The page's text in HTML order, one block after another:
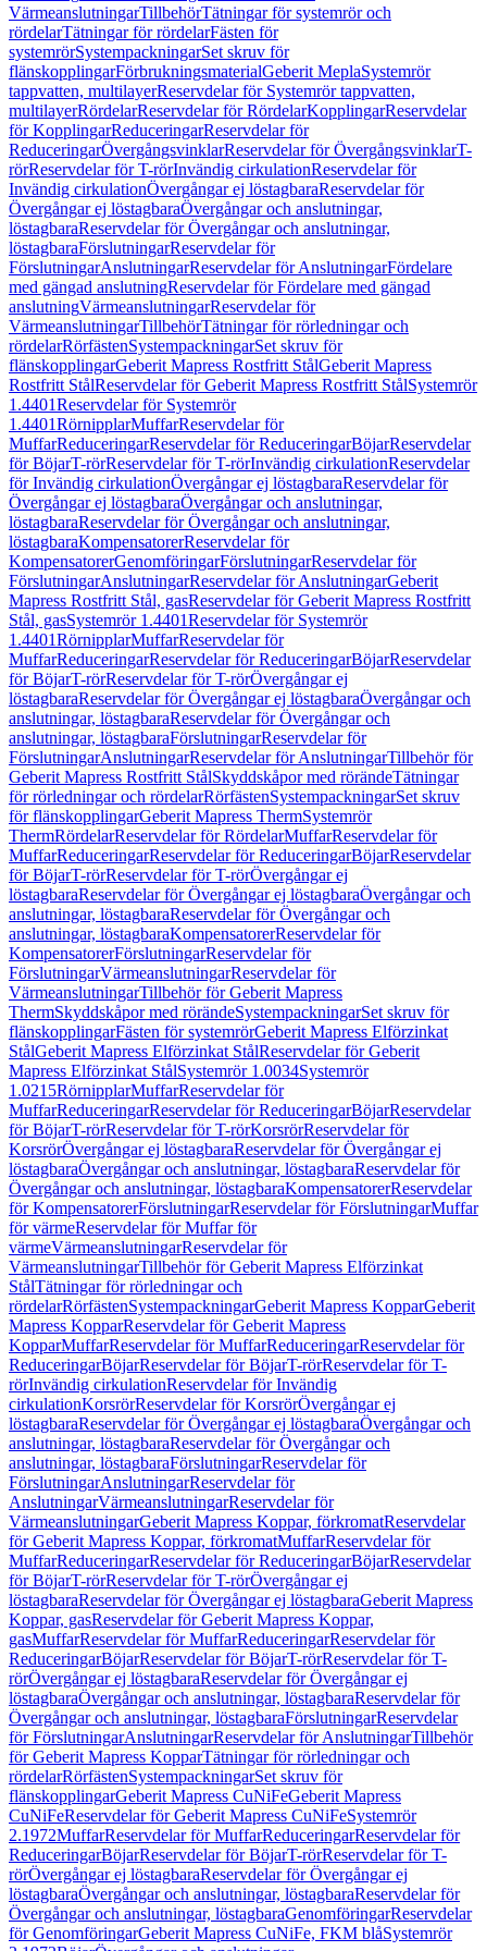
VärmeanslutningarTillbehörTätningar för systemrör och
rördelarTätningar för rördelarFästen för
systemrörSystempackningarSet skruv för
flänskopplingarFörbrukningsmaterialGeberit MeplaSystemrör
tappvatten, multilayerReservdelar för Systemrör tappvatten,
multilayerRördelarReservdelar för RördelarKopplingarReservdelar
för KopplingarReduceringarReservdelar för
ReduceringarÖvergångsvinklarReservdelar för ÖvergångsvinklarT-
rörReservdelar för T-rörInvändig cirkulationReservdelar för
Invändig cirkulationÖvergångar ej löstagbaraReservdelar för
Övergångar ej löstagbaraÖvergångar och anslutningar,
löstagbaraReservdelar för Övergångar och anslutningar,
löstagbaraFörslutningarReservdelar för
FörslutningarAnslutningarReservdelar för AnslutningarFördelare
med gängad anslutningReservdelar för Fördelare med gängad
anslutningVärmeanslutningarReservdelar för
VärmeanslutningarTillbehörTätningar för rörledningar och
rördelarRörfästenSystempackningarSet skruv för
flänskopplingarGeberit Mapress Rostfritt StålGeberit Mapress
Rostfritt StålReservdelar för Geberit Mapress Rostfritt StålSystemrör
1.4401Reservdelar för Systemrör
1.4401RörnipplarMuffarReservdelar för
MuffarReduceringarReservdelar för ReduceringarBöjarReservdelar
för BöjarT-rörReservdelar för T-rörInvändig cirkulationReservdelar
för Invändig cirkulationÖvergångar ej löstagbaraReservdelar för
Övergångar ej löstagbaraÖvergångar och anslutningar,
löstagbaraReservdelar för Övergångar och anslutningar,
löstagbaraKompensatorerReservdelar för
KompensatorerGenomföringarFörslutningarReservdelar för
FörslutningarAnslutningarReservdelar för AnslutningarGeberit
Mapress Rostfritt Stål, gasReservdelar för Geberit Mapress Rostfritt
Stål, gasSystemrör 1.4401Reservdelar för Systemrör
1.4401RörnipplarMuffarReservdelar för
MuffarReduceringarReservdelar för ReduceringarBöjarReservdelar
för BöjarT-rörReservdelar för T-rörÖvergångar ej
löstagbaraReservdelar för Övergångar ej löstagbaraÖvergångar och
anslutningar, löstagbaraReservdelar för Övergångar och
anslutningar, löstagbaraFörslutningarReservdelar för
FörslutningarAnslutningarReservdelar för AnslutningarTillbehör för
Geberit Mapress Rostfritt StålSkyddskåpor med rörändeTätningar
för rörledningar och rördelarRörfästenSystempackningarSet skruv
för flänskopplingarGeberit Mapress ThermSystemrör
ThermRördelarReservdelar för RördelarMuffarReservdelar för
MuffarReduceringarReservdelar för ReduceringarBöjarReservdelar
för BöjarT-rörReservdelar för T-rörÖvergångar ej
löstagbaraReservdelar för Övergångar ej löstagbaraÖvergångar och
anslutningar, löstagbaraReservdelar för Övergångar och
anslutningar, löstagbaraKompensatorerReservdelar för
KompensatorerFörslutningarReservdelar för
FörslutningarVärmeanslutningarReservdelar för
VärmeanslutningarTillbehör för Geberit Mapress
ThermSkyddskåpor med rörändeSystempackningarSet skruv för
flänskopplingarFästen för systemrörGeberit Mapress Elförzinkat
StålGeberit Mapress Elförzinkat StålReservdelar för Geberit
Mapress Elförzinkat StålSystemrör 1.0034Systemrör
1.0215RörnipplarMuffarReservdelar för
MuffarReduceringarReservdelar för ReduceringarBöjarReservdelar
för BöjarT-rörReservdelar för T-rörKorsrörReservdelar för
KorsrörÖvergångar ej löstagbaraReservdelar för Övergångar ej
löstagbaraÖvergångar och anslutningar, löstagbaraReservdelar för
Övergångar och anslutningar, löstagbaraKompensatorerReservdelar
för KompensatorerFörslutningarReservdelar för FörslutningarMuffar
för värmeReservdelar för Muffar för
värmeVärmeanslutningarReservdelar för
VärmeanslutningarTillbehör för Geberit Mapress Elförzinkat
StålTätningar för rörledningar och
rördelarRörfästenSystempackningarGeberit Mapress KopparGeberit
Mapress KopparReservdelar för Geberit Mapress
KopparMuffarReservdelar för MuffarReduceringarReservdelar för
ReduceringarBöjarReservdelar för BöjarT-rörReservdelar för T-
rörInvändig cirkulationReservdelar för Invändig
cirkulationKorsrörReservdelar för KorsrörÖvergångar ej
löstagbaraReservdelar för Övergångar ej löstagbaraÖvergångar och
anslutningar, löstagbaraReservdelar för Övergångar och
anslutningar, löstagbaraFörslutningarReservdelar för
FörslutningarAnslutningarReservdelar för
AnslutningarVärmeanslutningarReservdelar för
VärmeanslutningarGeberit Mapress Koppar, förkromatReservdelar
för Geberit Mapress Koppar, förkromatMuffarReservdelar för
MuffarReduceringarReservdelar för ReduceringarBöjarReservdelar
för BöjarT-rörReservdelar för T-rörÖvergångar ej
löstagbaraReservdelar för Övergångar ej löstagbaraGeberit Mapress
Koppar, gasReservdelar för Geberit Mapress Koppar,
gasMuffarReservdelar för MuffarReduceringarReservdelar för
ReduceringarBöjarReservdelar för BöjarT-rörReservdelar för T-
rörÖvergångar ej löstagbaraReservdelar för Övergångar ej
löstagbaraÖvergångar och anslutningar, löstagbaraReservdelar för
Övergångar och anslutningar, löstagbaraFörslutningarReservdelar
för FörslutningarAnslutningarReservdelar för AnslutningarTillbehör
för Geberit Mapress KopparTätningar för rörledningar och
rördelarRörfästenSystempackningarSet skruv för
flänskopplingarGeberit Mapress CuNiFeGeberit Mapress
CuNiFeReservdelar för Geberit Mapress CuNiFeSystemrör
2.1972MuffarReservdelar för MuffarReduceringarReservdelar för
ReduceringarBöjarReservdelar för BöjarT-rörReservdelar för T-
rörÖvergångar ej löstagbaraReservdelar för Övergångar ej
löstagbaraÖvergångar och anslutningar, löstagbaraReservdelar för
Övergångar och anslutningar, löstagbaraGenomföringarReservdelar
för GenomföringarGeberit Mapress CuNiFe, FKM blåSystemrör